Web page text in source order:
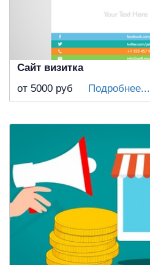
Сайт визитка
от 5000 руб Подробнее...